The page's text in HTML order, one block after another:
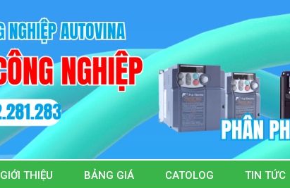
GIỚI THIỆU BẢNG GIÁ CATOLOG TIN TỨC